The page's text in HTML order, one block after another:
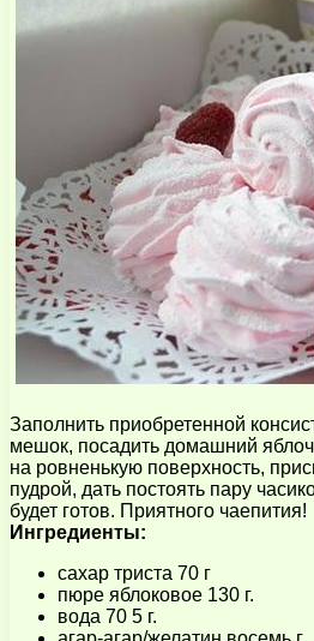
Заполнить приобретенной
мешок, посадить домашний
на ровненькую поверхность,
пудрой, дать постоять пару
будет готов. Приятного чаепития!
Ингредиенты:
сахар триста 70 г
пюре яблоковое 130 г.
вода 70 5 г.